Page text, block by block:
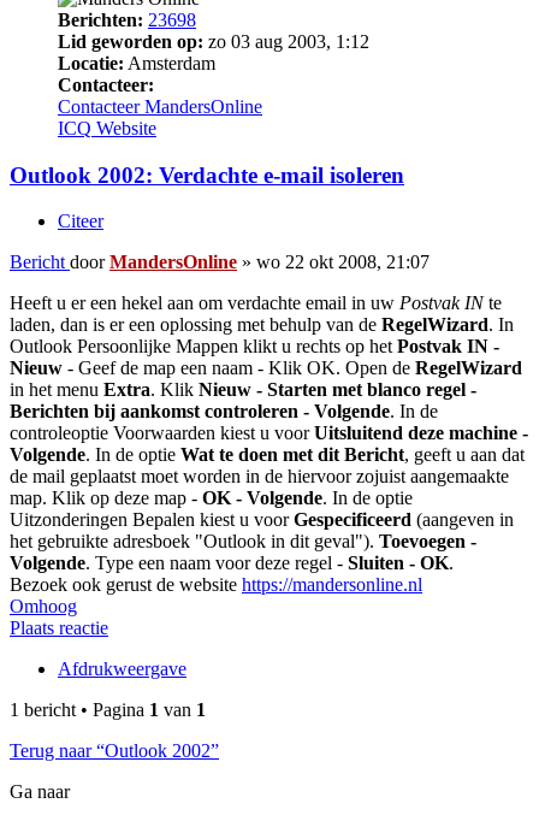
Berichten: 23698
Lid geworden op: zo 03 aug 2003, 1:12
Locatie: Amsterdam
Contacteer:
Contacteer MandersOnline
ICQ Website
Outlook 2002: Verdachte e-mail isoleren
Citeer
Bericht doorMandersOnline » wo 22 okt 2008, 21:07
Heeft u er een hekel aan om verdachte email in uw Postvak INte
laden, dan is er een oplossing met behulp van de RegelWizard. In
Outlook Persoonlijke Mappen klikt u rechts op het Postvak IN -
Nieuw - Geef de map een naam - Klik OK. Open de RegelWizard
in het menu Extra. Klik Nieuw - Starten met blanco regel -
Berichten bij aankomst controleren - Volgende. In de
controleoptie Voorwaarden kiest u voorUitsluitend deze machine -
Volgende. In de optie Wat te doen met dit Bericht, geeft u aan dat
de mail geplaatst moet worden in de hiervoor zojuist aangemaakte
map. Klik op deze map - OK - Volgende. In de optie
Uitzonderingen Bepalen kiest u voorGespecificeerd (aangeven in
het gebruikte adresboek "Outlook in dit geval"). Toevoegen -
Volgende. Type een naam voor deze regel - Sluiten - OK.
Bezoek ook gerust de website https://mandersonline.nl
Omhoog
Plaats reactie
Afdrukweergave
1 bericht • Pagina 1 van 1
Terug naar “Outlook 2002”
Ga naar